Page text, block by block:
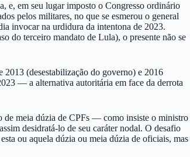
e, em seu lugar imposto o Congresso ordinário
pelos militares, no que se esmerou o general
invocar na urdidura da intentona de 2023.
do terceiro mandato de Lula), o presente não se
2013 (desestabilização do governo) e 2016
— a alternativa autoritária em face da derrota
de meia dúzia de CPFs — como insiste o ministro
desidratá-lo de seu caráter nodal. O desafio
ou aquela dúzia ou meia dúzia de oficiais, mas